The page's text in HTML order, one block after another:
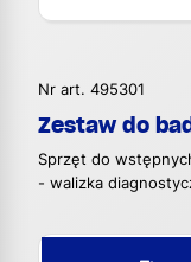
Nr art. 495301
Zestaw do
Sprzęt do
- walizka